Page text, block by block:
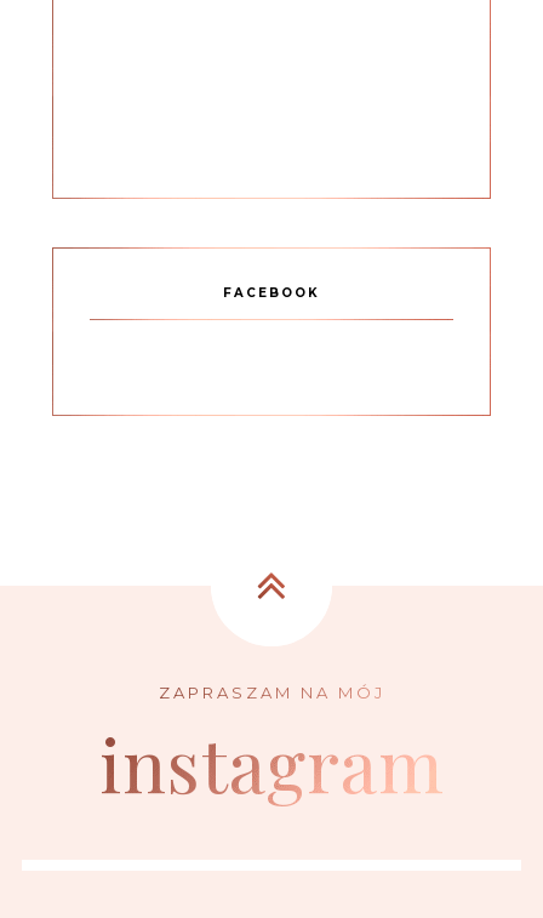
FACEBOOK
instagram